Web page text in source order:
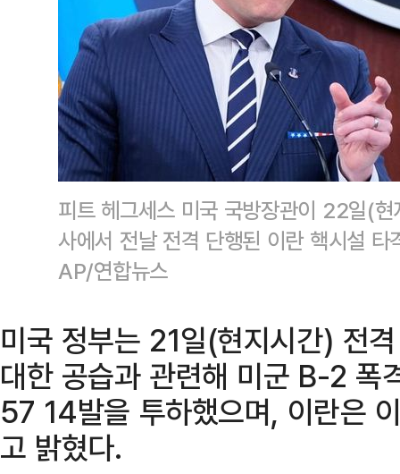
피트 헤그세스 미국 국방장관이 22일(
사에서 전날 전격 단행된 이란 핵시설
AP/연합뉴스
미국 정부는 21일(현지시간) 전
대한 공습과 관련해 미군 B-2 폭
57 14발을 투하했으며, 이란은
고 밝혔다.